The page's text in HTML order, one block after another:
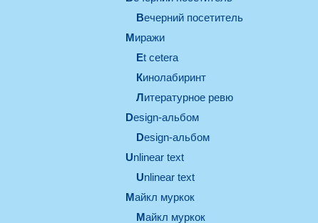
вечерний посетитель
миражи
et cetera
кинолабиринт
литературное ревю
design-альбом
design-альбом
unlinear text
Unlinear text
майкл муркок
майкл муркок